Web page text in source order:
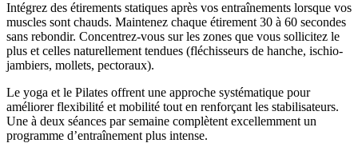
Intégrez des étirements statiques après vos entraînements lorsque vos
muscles sont chauds. Maintenez chaque étirement 30 à 60 secondes
sans rebondir. Concentrez-vous sur les zones que vous sollicitez le
plus et celles naturellement tendues (fléchisseurs de hanche, ischio-
jambiers, mollets, pectoraux).
Le yoga et le Pilates offrent une approche systématique pour
améliorer flexibilité et mobilité tout en renforçant les stabilisateurs.
Une à deux séances par semaine complètent excellemment un
programme d’entraînement plus intense.